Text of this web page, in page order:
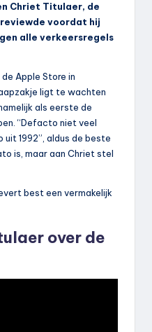
Chriet Titulaer, de
voordat hij
alle verkeersregels
Apple Store in
ligt te wachten
als eerste de
“Defacto niet veel
1992”, aldus de beste
is, maar aan Chriet stel
best een vermakelijk
over de